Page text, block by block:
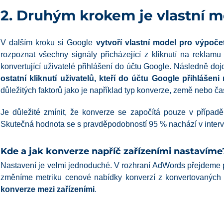
2. Druhým krokem je vlastní
V dalším kroku si Google vytvoří vlastní model pro
rozpoznat všechny signály přicházející z kliknutí na
konvertující uživatelé přihlášení do účtu Google. Následně
ostatní kliknutí uživatelů, kteří do účtu Google přihlášeni
důležitých faktorů jako je například typ konverze, země nebo
Je důležité zmínit, že konverze se započítá pouze v
Skutečná hodnota se s pravděpodobností 95 % nachází v
Kde a jak konverze napříč zařízeními
Nastavení je velmi jednoduché. V rozhraní AdWords přejdeme
změníme metriku cenové nabídky konverzí z
konverze mezi zařízeními.